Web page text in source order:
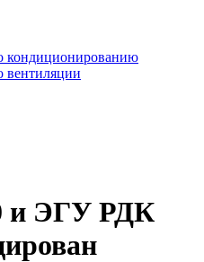
кондиционированию
вентиляции
и ЭГУ РДК